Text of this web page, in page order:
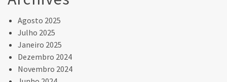
Agosto 2025
Julho 2025
Janeiro 2025
Dezembro 2024
Novembro 2024